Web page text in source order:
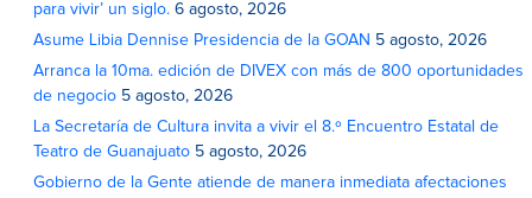
para vivir’ un siglo. 6 agosto, 2026
Asume Libia Dennise Presidencia de la GOAN 5 agosto, 2026
Arranca la 10ma. edición de DIVEX con más de 800 oportunidades
de negocio 5 agosto, 2026
La Secretaría de Cultura invita a vivir el 8.º Encuentro Estatal de
Teatro de Guanajuato 5 agosto, 2026
Gobierno de la Gente atiende de manera inmediata afectaciones